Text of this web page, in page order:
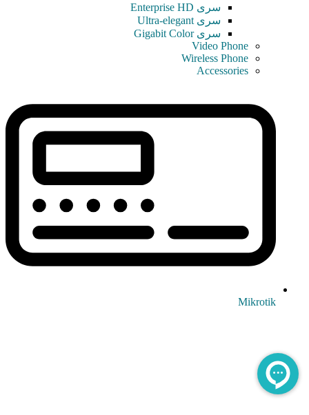
سری Enterprise HD
سری Ultra-elegant
سری Gigabit Color
Video Phone
Wireless Phone
Accessories
Mikrotik